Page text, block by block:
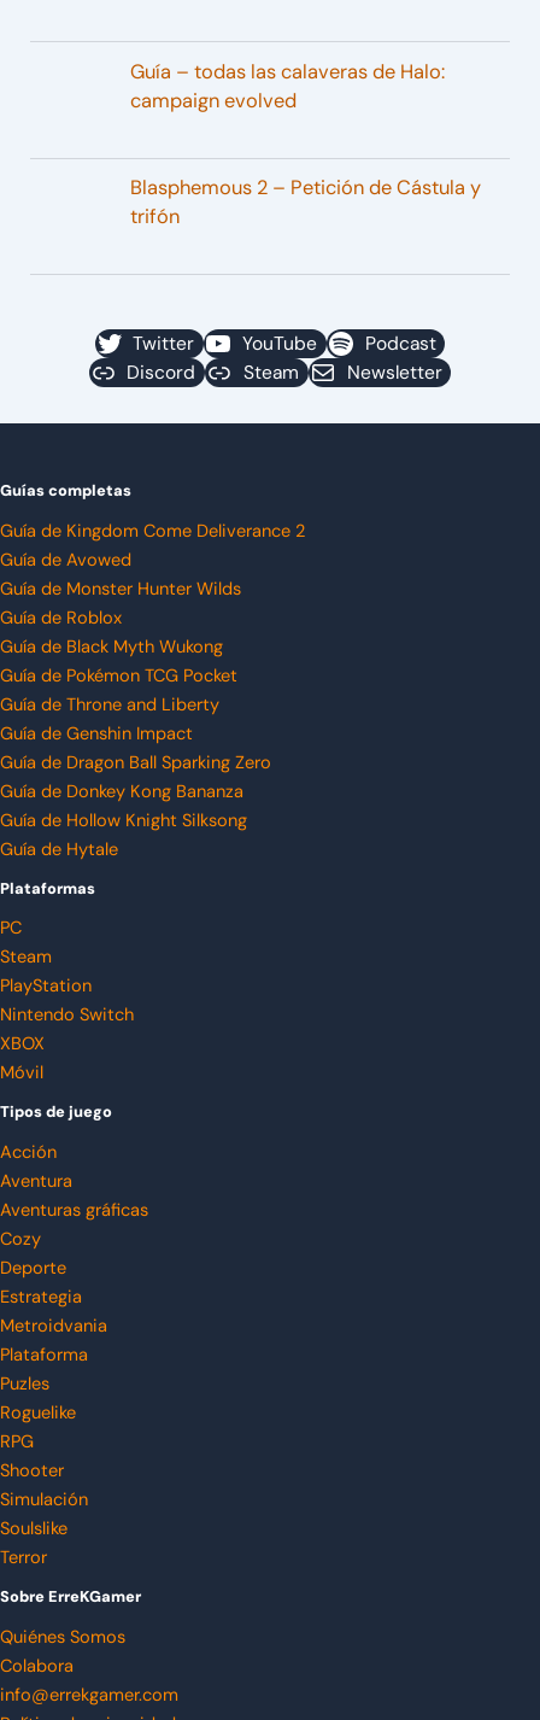
Guía – todas las calaveras de Halo:
campaign evolved
Blasphemous 2 – Petición de Cástula y
trifón
Twitter YouTube
Podcast
Discord
Steam Newsletter
Guías completas
Guía de Kingdom Come Deliverance 2
Guía de Avowed
Guía de Monster Hunter Wilds
Guía de Roblox
Guía de Black Myth Wukong
Guía de Pokémon TCG Pocket
Guía de Throne and Liberty
Guía de Genshin Impact
Guía de Dragon Ball Sparking Zero
Guía de Donkey Kong Bananza
Guía de Hollow Knight Silksong
Guía de Hytale
Plataformas
PC
Steam
PlayStation
Nintendo Switch
XBOX
Móvil
Tipos de juego
Acción
Aventura
Aventuras gráficas
Cozy
Deporte
Estrategia
Metroidvania
Plataforma
Puzles
Roguelike
RPG
Shooter
Simulación
Soulslike
Terror
Sobre ErreKGamer
Quiénes Somos
Colabora
info@errekgamer.com